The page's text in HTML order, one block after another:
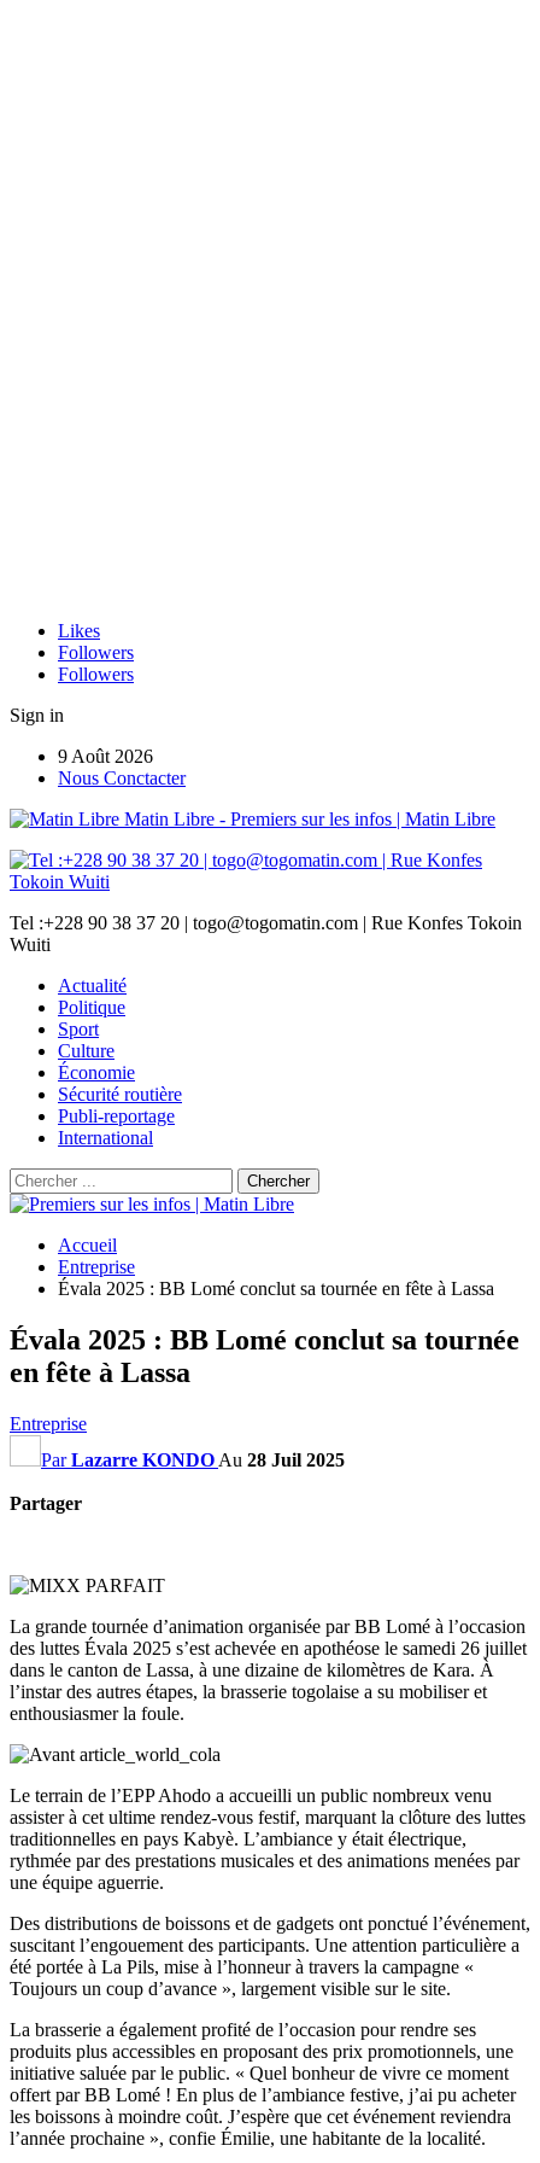
Likes
Followers
Followers
Sign in
9 Août 2026
Nous Conctacter
Matin Libre - Premiers sur les infos | Matin Libre
Tel :+228 90 38 37 20 | togo@togomatin.com | Rue Konfes Tokoin
Wuiti
Actualité
Politique
Sport
Culture
Économie
Sécurité routière
Publi-reportage
International
Accueil
Entreprise
Évala 2025 : BB Lomé conclut sa tournée en fête à Lassa
Évala 2025 : BB Lomé conclut sa tournée
en fête à Lassa
Entreprise
ParLazarre KONDO Au 28 Juil 2025
Partager
La grande tournée d’animation organisée par BB Lomé à l’occasion
des luttes Évala 2025 s’est achevée en apothéose le samedi 26 juillet
dans le canton de Lassa, à une dizaine de kilomètres de Kara. À
l’instar des autres étapes, la brasserie togolaise a su mobiliser et
enthousiasmer la foule.
Le terrain de l’EPP Ahodo a accueilli un public nombreux venu
assister à cet ultime rendez-vous festif, marquant la clôture des luttes
traditionnelles en pays Kabyè. L’ambiance y était électrique,
rythmée par des prestations musicales et des animations menées par
une équipe aguerrie.
Des distributions de boissons et de gadgets ont ponctué l’événement,
suscitant l’engouement des participants. Une attention particulière a
été portée à La Pils, mise à l’honneur à travers la campagne «
Toujours un coup d’avance », largement visible sur le site.
La brasserie a également profité de l’occasion pour rendre ses
produits plus accessibles en proposant des prix promotionnels, une
initiative saluée par le public. « Quel bonheur de vivre ce moment
offert par BB Lomé ! En plus de l’ambiance festive, j’ai pu acheter
les boissons à moindre coût. J’espère que cet événement reviendra
l’année prochaine », confie Émilie, une habitante de la localité.